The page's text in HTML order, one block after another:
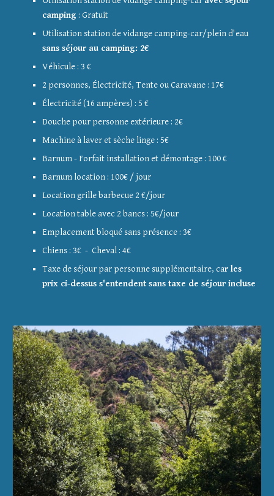
camping : Gratuit
Utilisation station de vidange camping-car/plein d'eau
sans séjour au camping: 2€
Véhicule : 3 €
2 personnes, Électricité, Tente ou Caravane : 17€
Électricité (16 ampères) : 5 €
Douche pour personne extérieure : 2€
Machine à laver et sèche linge : 5€
Barnum - Forfait installation et démontage : 100 €
Barnum location : 100€ / jour
Location grille barbecue 2 €/jour
Location table avec 2 bancs : 5€/jour
Emplacement bloqué sans présence : 3€
Chiens : 3€ - Cheval : 4€
Taxe de séjour par personne supplémentaire, car les
prix ci-dessus s'entendent sans taxe de séjour incluse